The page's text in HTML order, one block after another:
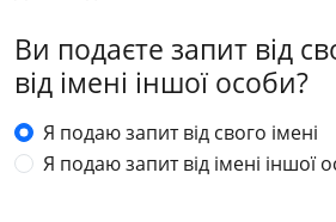
Ви подаєте запит від
від імені іншої особи?
Я подаю запит від свого імені
Я подаю запит від імені іншої